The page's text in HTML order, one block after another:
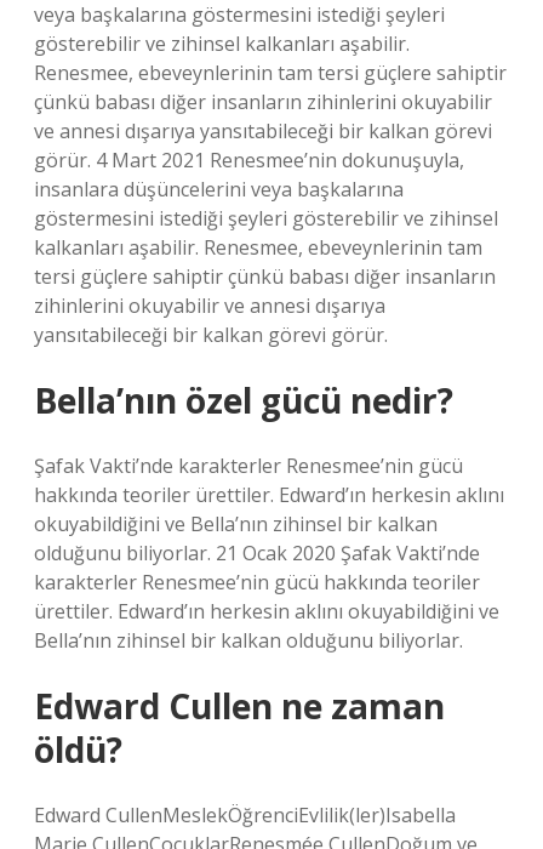
veya başkalarına göstermesini istediği şeyleri
gösterebilir ve zihinsel kalkanları aşabilir.
Renesmee, ebeveynlerinin tam tersi güçlere sahiptir
çünkü babası diğer insanların zihinlerini okuyabilir
ve annesi dışarıya yansıtabileceği bir kalkan görevi
görür. 4 Mart 2021 Renesmee’nin dokunuşuyla,
insanlara düşüncelerini veya başkalarına
göstermesini istediği şeyleri gösterebilir ve zihinsel
kalkanları aşabilir. Renesmee, ebeveynlerinin tam
tersi güçlere sahiptir çünkü babası diğer insanların
zihinlerini okuyabilir ve annesi dışarıya
yansıtabileceği bir kalkan görevi görür.
Bella’nın özel gücü nedir?
Şafak Vakti’nde karakterler Renesmee’nin gücü
hakkında teoriler ürettiler. Edward’ın herkesin aklını
okuyabildiğini ve Bella’nın zihinsel bir kalkan
olduğunu biliyorlar. 21 Ocak 2020 Şafak Vakti’nde
karakterler Renesmee’nin gücü hakkında teoriler
ürettiler. Edward’ın herkesin aklını okuyabildiğini ve
Bella’nın zihinsel bir kalkan olduğunu biliyorlar.
Edward Cullen ne zaman
öldü?
Edward CullenMeslekÖğrenciEvlilik(ler)Isabella